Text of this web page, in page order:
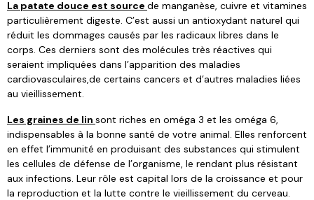
La patate douce est source de manganèse, cuivre et vitamines
particulièrement digeste. C’est aussi un antioxydant naturel qui
réduit les dommages causés par les radicaux libres dans le
corps. Ces derniers sont des molécules très réactives qui
seraient impliquées dans l’apparition des maladies
cardiovasculaires,de certains cancers et d’autres maladies liées
au vieillissement.
Les graines de lin sont riches en oméga 3 et les oméga 6,
indispensables à la bonne santé de votre animal. Elles renforcent
en effet l’immunité en produisant des substances qui stimulent
les cellules de défense de l’organisme, le rendant plus résistant
aux infections. Leur rôle est capital lors de la croissance et pour
la reproduction et la lutte contre le vieillissement du cerveau.